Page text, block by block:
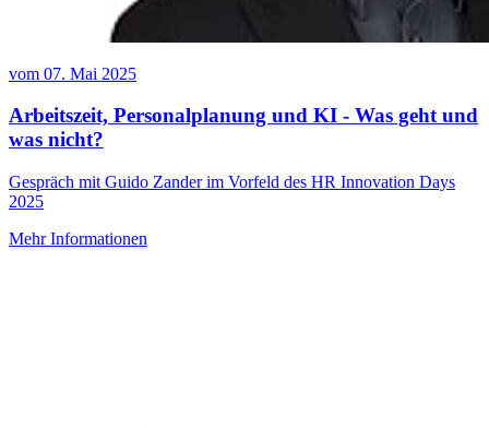
vom 07. Mai 2025
Arbeitszeit, Personalplanung und KI - Was geht und
was nicht?
Gespräch mit Guido Zander im Vorfeld des HR Innovation Days
2025
Mehr Informationen